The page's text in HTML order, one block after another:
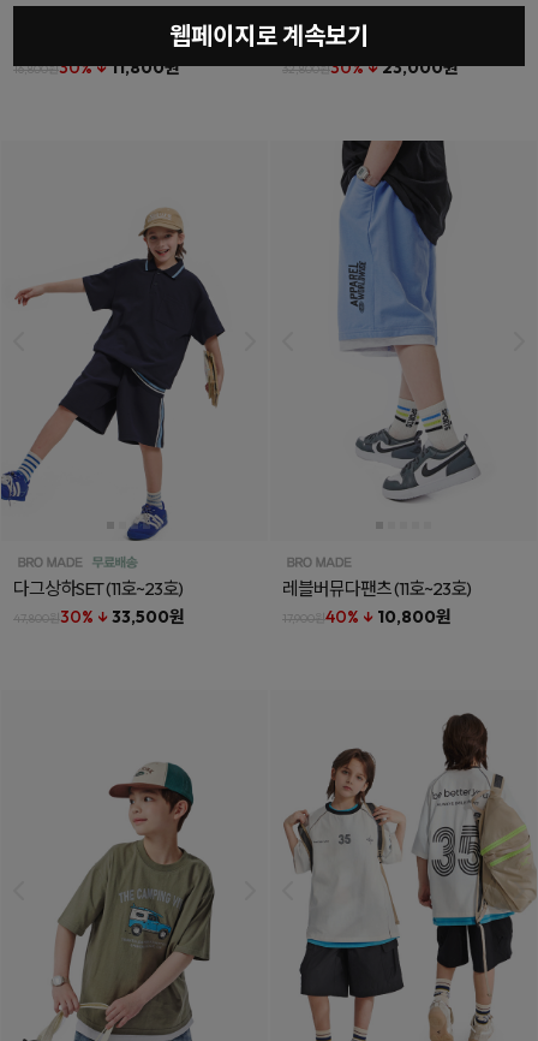
(11호~23호)
16,800원30% ↓11,800원
더튼포켓하프팬츠
32,800원30% ↓23,000원
다그상하SET(11호~23호)
47,800원30% ↓ 33,500원
레블버뮤다팬츠(11호~23호)
17,900원40% ↓ 10,800원
웹페이지로 계속보기